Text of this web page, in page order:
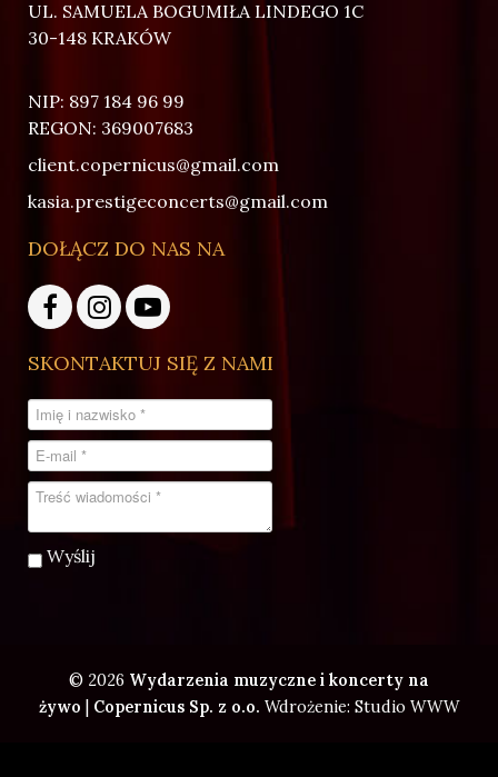
UL. SAMUELA BOGUMIŁA LINDEGO 1C
30-148 KRAKÓW
NIP: 897 184 96 99
REGON: 369007683
client.copernicus@gmail.com
kasia.prestigeconcerts@gmail.com
DOŁĄCZ DO NAS NA
SKONTAKTUJ SIĘ Z NAMI
Wyślij
© 2026 Wydarzenia muzyczne i koncerty na
żywo
Copernicus Sp. z o.o. Wdrożenie: Studio WWW